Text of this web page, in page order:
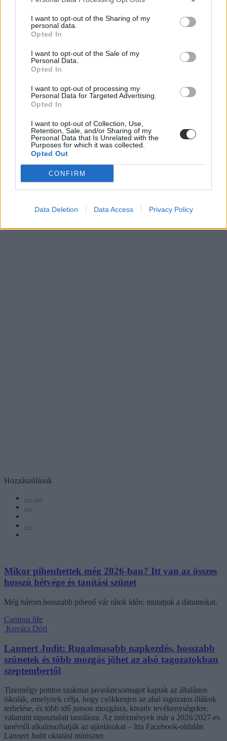
I want to opt-out of the Sharing of my
personal data.
Opted In
I want to opt-out of the Sale of my
Personal Data.
Opted In
I want to opt-out of processing my
Personal Data for Targeted Advertising.
Opted In
I want to opt-out of Collection, Use,
Retention, Sale, and/or Sharing of my
Personal Data that Is Unrelated with the
Purposes for which it was collected.
Opted Out
CONFIRM
Data Deletion Data Access Privacy Policy
szakszervezet
Pedagógusok Demokratikus Szakszervezete
Hozzászólások
Mikor pihenhettek még 2026-ban? Itt van az összes
hosszú hétvége és tanítási szünet
Még három hosszabb pihenő vár rátok idén: mutatjuk a dátumokat.
Campus life
Kovács Dóri
Lannert Judit: Rugalmasabb napkezdés, hosszabb
szünetek és több mozgás jöhet az alsó tagozatokban
szeptembertől
Tizennégy pontos szakmai javaslatcsomagot kaptak az általános
iskolák, amelynek célja, hogy csökkenjen az alsó tagozatos diákok
terhelése, és több idő jusson mozgásra, kreatív tevékenységekre,
valamint tapasztalati tanulásra. Az intézmények már a 2026/2027-es
tanévtől alkalmazhatják az ajánlásokat – írta Facebook-oldalán
Lannert Judit oktatási miniszter.